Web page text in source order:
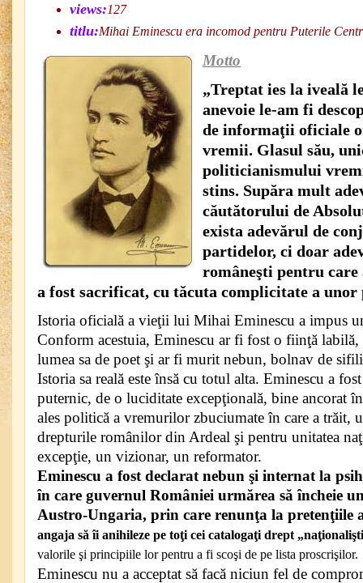
views:127
titlu:Mihai Eminescu era incomod pentru Puterile
Motto
„Treptat ies la iveală
anevoie le-am fi
de informaţii oficiale
vremii. Glasul său,
politicianismului
stins. Supăra mult
căutătorului de
exista adevărul de
partidelor, ci doar
româneşti pentru
a fost sacrificat, cu tăcuta complicitate a unor
Istoria oficială a vieţii lui Mihai Eminescu a impus
Conform acestuia, Eminescu ar fi fost o fiinţă labilă,
lumea sa de poet şi ar fi murit nebun, bolnav de
Istoria sa reală este însă cu totul alta. Eminescu a
puternic, de o luciditate excepţională, bine ancorat
ales politică a vremurilor zbuciumate în care a trăit,
drepturile românilor din Ardeal şi pentru unitatea
excepţie, un vizionar, un reformator.
Eminescu a fost declarat nebun şi internat la
în care guvernul României urmărea să încheie
Austro-Ungaria, prin care renunţa la pretenţiile
angaja să îi anihileze pe toţi cei catalogaţi drept
valorile şi principiile lor pentru a fi scoşi de pe lista proscrişilor.
Eminescu nu a acceptat să facă niciun fel de